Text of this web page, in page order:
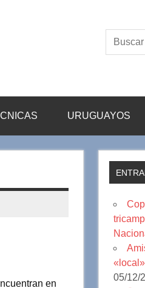
URUGUAYOS
en
05/12/